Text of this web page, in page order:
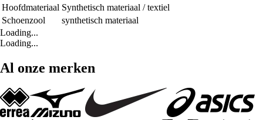
Hoofdmateriaal Synthetisch materiaal / textiel
Schoenzool
synthetisch materiaal
Loading...
Loading...
Al onze merken